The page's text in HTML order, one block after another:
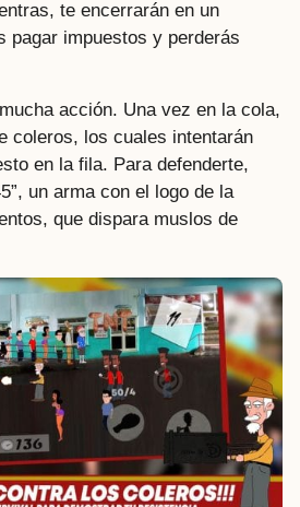
te encerrarán en un
pagar impuestos y perderás
acción. Una vez en la cola,
coleros, los cuales intentarán
en la fila. Para defenderte,
un arma con el logo de la
que dispara muslos de